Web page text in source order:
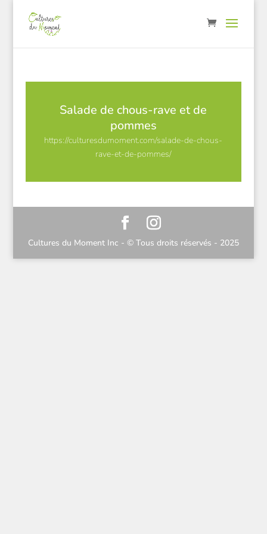
Salade de chous-rave et de
pommes
https://culturesdumoment.com/salade-de-chous-
rave-et-de-pommes/
Cultures du Moment Inc - © Tous droits réservés - 2025